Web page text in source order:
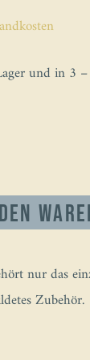
und in 3
nur das
Zubehör.